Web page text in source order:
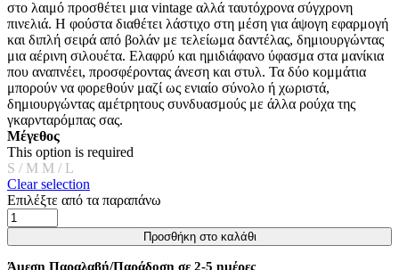
σελίδα
του
προϊόντος
στο λαιμό προσθέτει μια vintage αλλά ταυτόχρονα σύγχρονη
πινελιά. Η φούστα διαθέτει λάστιχο στη μέση για άψογη εφαρμογή
και διπλή σειρά από βολάν με τελείωμα δαντέλας, δημιουργώντας
μια αέρινη σιλουέτα. Ελαφρύ και ημιδιάφανο ύφασμα στα μανίκια
που αναπνέει, προσφέροντας άνεση και στυλ. Τα δύο κομμάτια
μπορούν να φορεθούν μαζί ως ενιαίο σύνολο ή χωριστά,
δημιουργώντας αμέτρητους συνδυασμούς με άλλα ρούχα της
γκαρνταρόμπας σας.
Μέγεθος
This option is required
S / M M / L
Clear selection
Επιλέξτε από τα παραπάνω
ΣΕΤ
SHORTS
ΚΑΙ
ΜΠΛΟΥΖΑ
Προσθήκη στο καλάθι
Άμεση Παραλαβή/Παράδοση σε 2-5 ημέρες